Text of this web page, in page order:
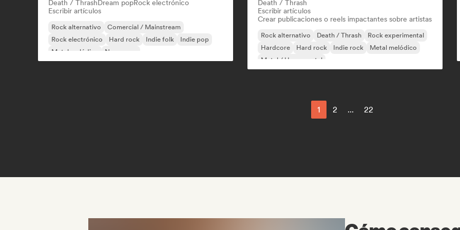
Death / ThrashDream popRock electrónico
Escribir artículos
Rock alternativo
Comercial / Mainstream
Rock electrónico
Hard rock Indie folk
Indie pop
Metal melódico
New wave
Death / Thrash
Escribir artículos
Crear publicaciones o reels impactantes sobre artistas
Rock alternativo Death / Thrash
Rock experimental
Hardcore
Hard rock Indie rock
Metal melódico
Metal / Heavy metal
1 2 ... 22